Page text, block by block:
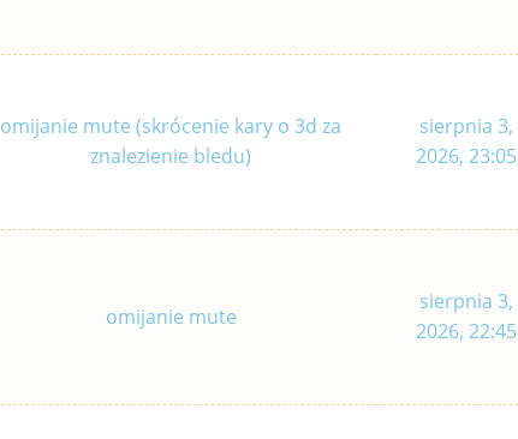
omijanie mute (skrócenie kary o 3d za
znalezienie bledu)
sierpnia 3,
2026, 23:05
omijanie mute
sierpnia 3,
2026, 22:45